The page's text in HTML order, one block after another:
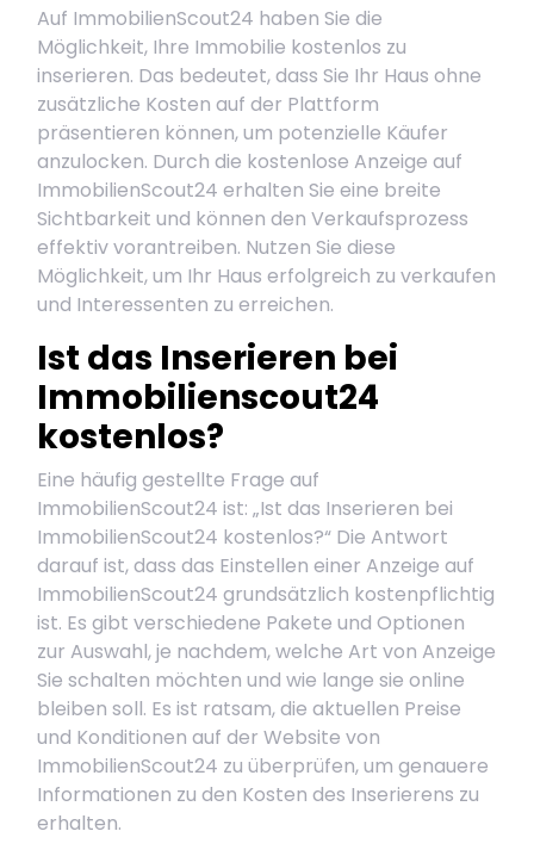
Auf ImmobilienScout24 haben Sie die
Möglichkeit, Ihre Immobilie kostenlos zu
inserieren. Das bedeutet, dass Sie Ihr Haus ohne
zusätzliche Kosten auf der Plattform
präsentieren können, um potenzielle Käufer
anzulocken. Durch die kostenlose Anzeige auf
ImmobilienScout24 erhalten Sie eine breite
Sichtbarkeit und können den Verkaufsprozess
effektiv vorantreiben. Nutzen Sie diese
Möglichkeit, um Ihr Haus erfolgreich zu verkaufen
und Interessenten zu erreichen.
Ist das Inserieren bei
Immobilienscout24
kostenlos?
Eine häufig gestellte Frage auf
ImmobilienScout24 ist: „Ist das Inserieren bei
ImmobilienScout24 kostenlos?“ Die Antwort
darauf ist, dass das Einstellen einer Anzeige auf
ImmobilienScout24 grundsätzlich kostenpflichtig
ist. Es gibt verschiedene Pakete und Optionen
zur Auswahl, je nachdem, welche Art von Anzeige
Sie schalten möchten und wie lange sie online
bleiben soll. Es ist ratsam, die aktuellen Preise
und Konditionen auf der Website von
ImmobilienScout24 zu überprüfen, um genauere
Informationen zu den Kosten des Inserierens zu
erhalten.